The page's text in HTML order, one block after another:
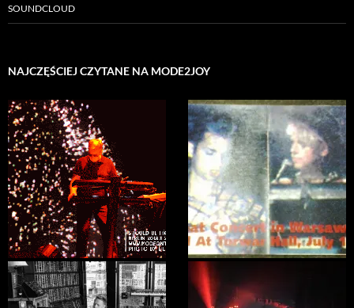
SOUNDCLOUD
NAJCZĘŚCIEJ CZYTANE NA MODE2JOY